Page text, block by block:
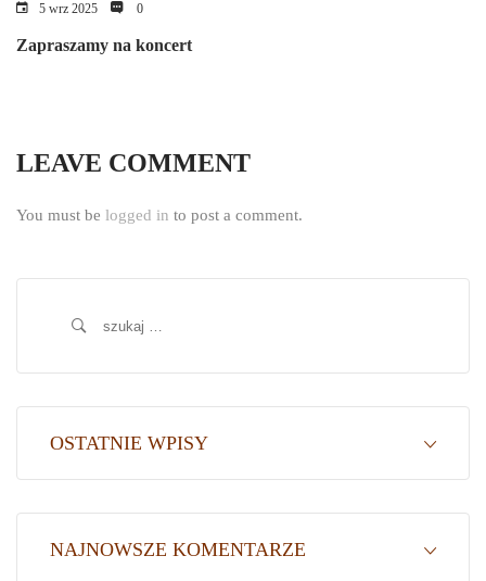
5 wrz 2025 0
Zapraszamy na koncert
LEAVE COMMENT
You must be logged in to post a comment.
OSTATNIE WPISY
NAJNOWSZE KOMENTARZE